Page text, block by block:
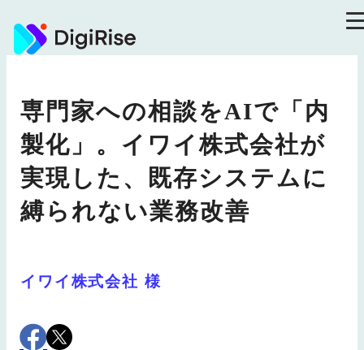
ン
テ
専門家への相談をAIで「内
製化」。イワイ株式会社が
実現した、既存システムに
縛られない業務改善
イワイ株式会社 様